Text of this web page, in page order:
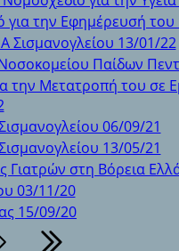
για την Εφημέρευσή
Σισμανογλείου 13/01/22
Παίδων
την Μετατροπή του σε
06/09/21
13/05/21
Γιατρών στη Βόρεια
03/11/20
15/09/20